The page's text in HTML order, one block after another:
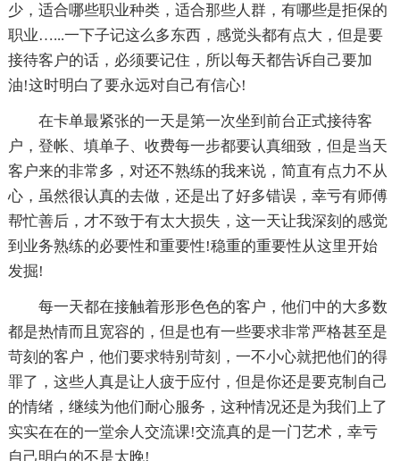
少，适合哪些职业种类，适合那些人群，有哪些是拒保的
职业…...一下子记这么多东西，感觉头都有点大，但是要
接待客户的话，必须要记住，所以每天都告诉自己要加
油!这时明白了要永远对自己有信心!
在卡单最紧张的一天是第一次坐到前台正式接待客
户，登帐、填单子、收费每一步都要认真细致，但是当天
客户来的非常多，对还不熟练的我来说，简直有点力不从
心，虽然很认真的去做，还是出了好多错误，幸亏有师傅
帮忙善后，才不致于有太大损失，这一天让我深刻的感觉
到业务熟练的必要性和重要性!稳重的重要性从这里开始
发掘!
每一天都在接触着形形色色的客户，他们中的大多数
都是热情而且宽容的，但是也有一些要求非常严格甚至是
苛刻的客户，他们要求特别苛刻，一不小心就把他们的得
罪了，这些人真是让人疲于应付，但是你还是要克制自己
的情绪，继续为他们耐心服务，这种情况还是为我们上了
实实在在的一堂余人交流课!交流真的是一门艺术，幸亏
自己明白的不是太晚!